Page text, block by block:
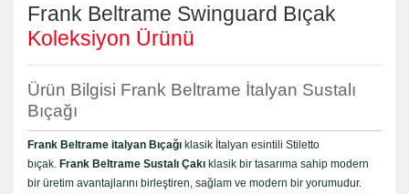
Frank Beltrame Swinguard Bıçak
Koleksiyon Ürünü
Ürün Bilgisi Frank Beltrame İtalyan Sustalı
Bıçağı
Frank Beltrame italyan Bıçağı klasik İtalyan esintili Stiletto
bıçak. Frank Beltrame Sustalı Çakı klasik bir tasarıma sahip modern
bir üretim avantajlarını birleştiren, sağlam ve modern bir yorumudur.